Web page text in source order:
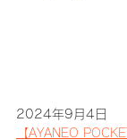
2024年9月4日
【AYANEO